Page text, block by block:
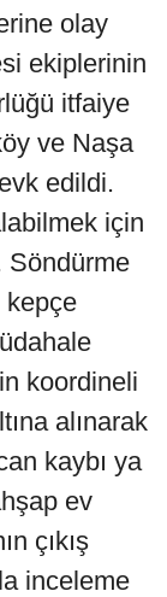
olay
ekiplerinin
itfaiye
ve Naşa
edildi.
için
Söndürme
kepçe
koordineli
alınarak
kaybı ya
ev
çıkış
inceleme